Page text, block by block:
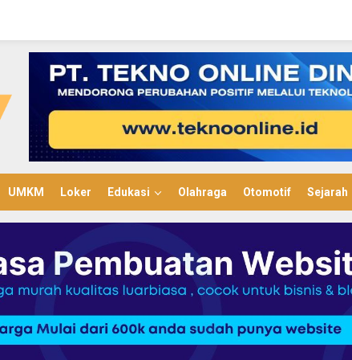
UMKM Loker Edukasi Olahraga Otomotif Sejarah